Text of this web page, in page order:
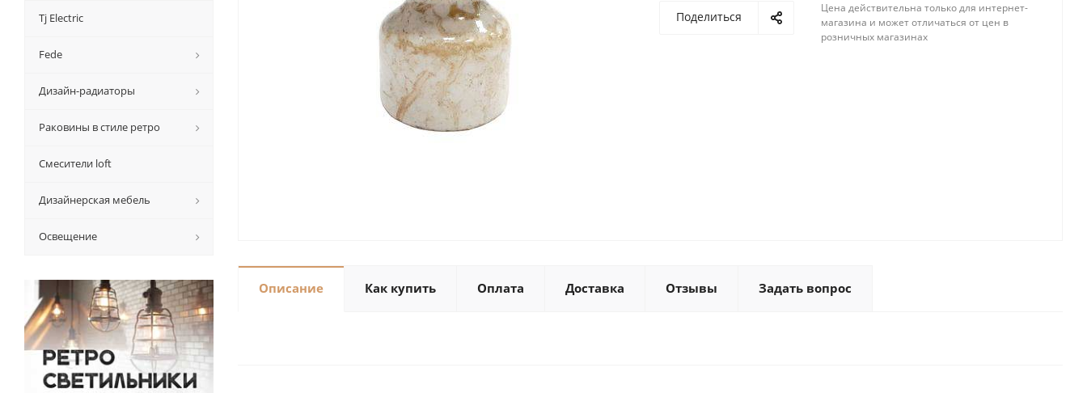
Поделиться
Цена действительна только для интернет-
магазина и может отличаться от цен в
розничных магазинах
Описание Как купить Оплата Доставка Отзывы Задать вопрос
Tj Electric
Fede
Дизайн-радиаторы
Раковины в стиле ретро
Смесители loft
Дизайнерская мебель
Освещение